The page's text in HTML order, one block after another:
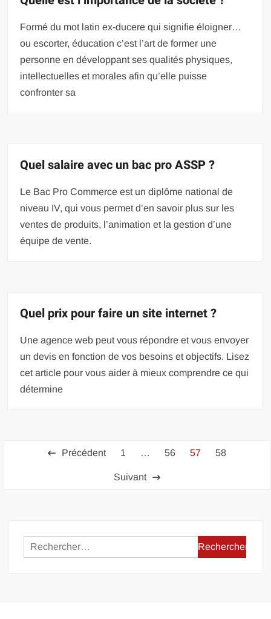
Formé du mot latin ex-ducere qui signifie éloigner…
ou escorter, éducation c’est l’art de former une
personne en développant ses qualités physiques,
intellectuelles et morales afin qu’elle puisse
confronter sa
Quel salaire avec un bac pro ASSP ?
Le Bac Pro Commerce est un diplôme national de
niveau IV, qui vous permet d’en savoir plus sur les
ventes de produits, l’animation et la gestion d’une
équipe de vente.
Quel prix pour faire un site internet ?
Une agence web peut vous répondre et vous envoyer
un devis en fonction de vos besoins et objectifs. Lisez
cet article pour vous aider à mieux comprendre ce qui
détermine
Pagination
Précédent 1 … 56 57 58
Suivant
Rechercher :